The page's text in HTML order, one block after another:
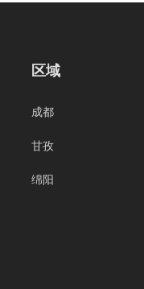
区域
成都
甘孜
绵阳